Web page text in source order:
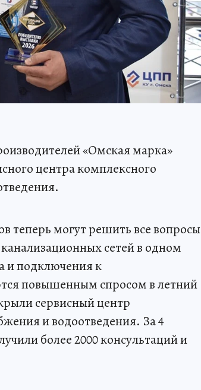
«Омская марка»
центра комплексного
теперь могут решить все вопросы
сетей в одном
и подключения к
повышенным спросом в летний
сервисный центр
и водоотведения. За 4
более 2000 консультаций и